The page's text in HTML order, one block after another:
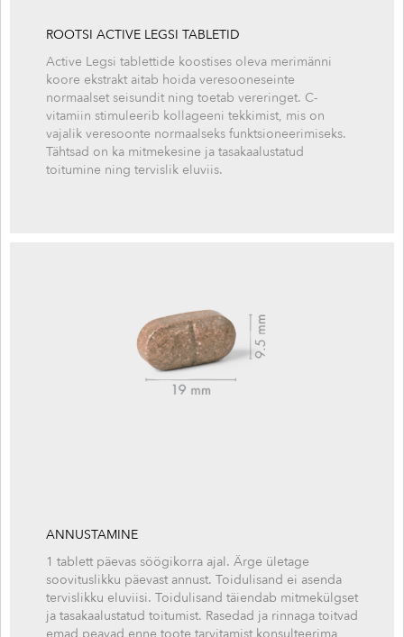
ROOTSI ACTIVE LEGSI TABLETID
Active Legsi tablettide koostises oleva merimänni
koore ekstrakt aitab hoida veresooneseinte
normaalset seisundit ning toetab vereringet. C-
vitamiin stimuleerib kollageeni tekkimist, mis on
vajalik veresoonte normaalseks funktsioneerimiseks.
Tähtsad on ka mitmekesine ja tasakaalustatud
toitumine ning tervislik eluviis.
ANNUSTAMINE
1 tablett päevas söögikorra ajal. Ärge ületage
soovituslikku päevast annust. Toidulisand ei asenda
tervislikku eluviisi. Toidulisand täiendab mitmekülgset
ja tasakaalustatud toitumist. Rasedad ja rinnaga toitvad